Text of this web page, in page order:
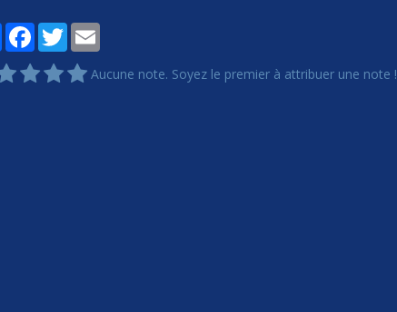
PartagerFacebook
TwitterEmail
Aucune note. Soyez le premier à attribuer une note !